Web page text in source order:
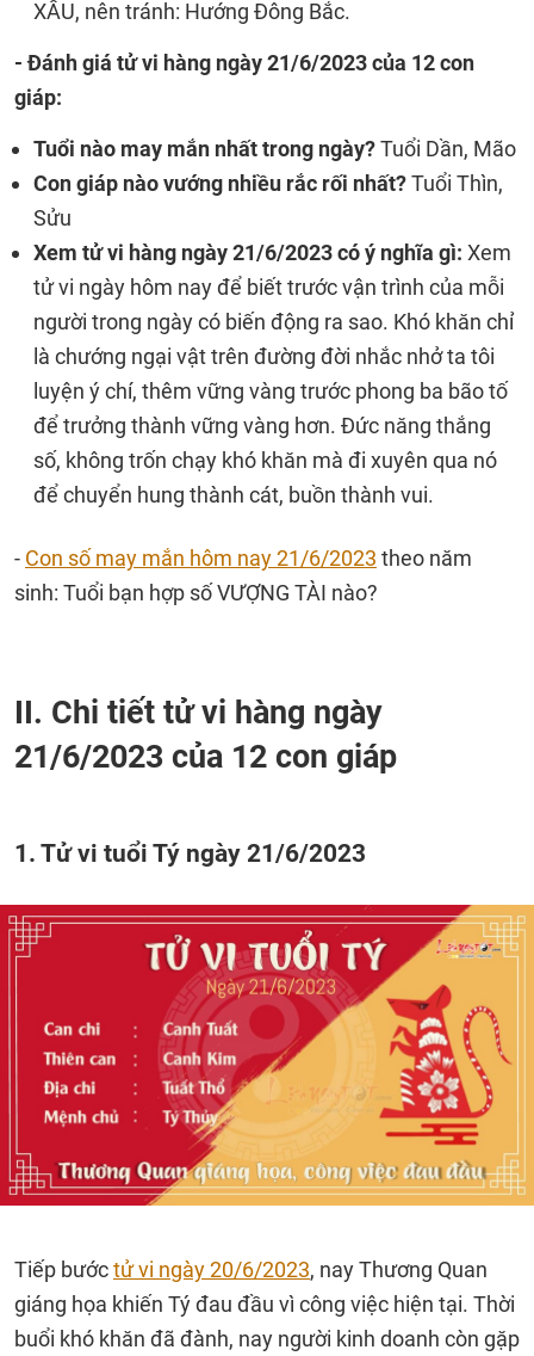
XẤU, nên tránh: Hướng Đông Bắc.
- Đánh giá tử vi hàng ngày 21/6/2023 của 12 con
giáp:
Tuổi nào may mắn nhất trong ngày?Tuổi Dần, Mão
Con giáp nào vướng nhiều rắc rối nhất?Tuổi Thìn,
Sửu
Xem tử vi hàng ngày 21/6/2023 có ý nghĩa gì: Xem
tử vi ngày hôm nay để biết trước vận trình của mỗi
người trong ngày có biến động ra sao. Khó khăn chỉ
là chướng ngại vật trên đường đời nhắc nhở ta tôi
luyện ý chí, thêm vững vàng trước phong ba bão tố
để trưởng thành vững vàng hơn. Đức năng thắng
số, không trốn chạy khó khăn mà đi xuyên qua nó
để chuyển hung thành cát, buồn thành vui.
- Con số may mắn hôm nay 21/6/2023 theo năm
sinh: Tuổi bạn hợp số VƯỢNG TÀI nào?
II. Chi tiết tử vi hàng ngày
21/6/2023 của 12 con giáp
1. Tử vi tuổi Tý ngày 21/6/2023
Tiếp bướctử vi ngày 20/6/2023, nay Thương Quan
giáng họa khiến Tý đau đầu vì công việc hiện tại. Thời
buổi khó khăn đã đành, nay người kinh doanh còn gặp